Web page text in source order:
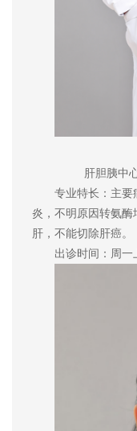
肝胆胰中
专业特长：主要
炎，不明原因转氨
肝，不能切除肝癌。
出诊时间：周